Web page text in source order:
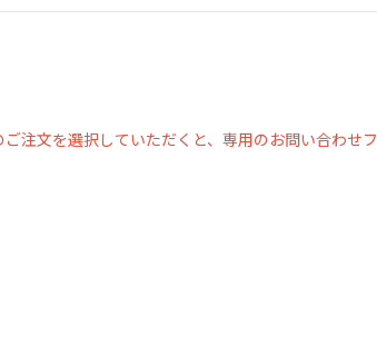
注文を選択していただくと、専用のお問い合わせフ